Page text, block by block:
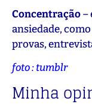
Concentração–
ansiedade,
provas,
foto : tumblr
Minha